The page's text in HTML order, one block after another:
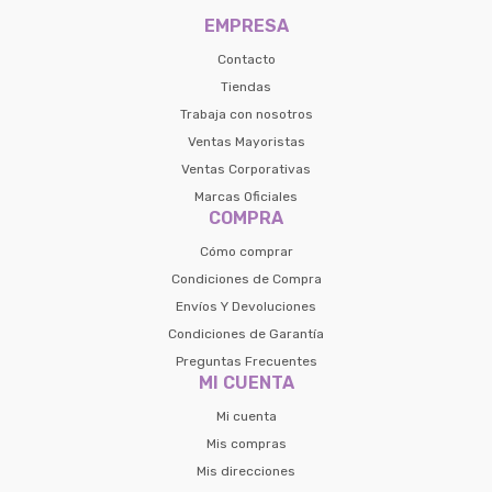
EMPRESA
Contacto
Tiendas
Trabaja con nosotros
Ventas Mayoristas
Ventas Corporativas
Marcas Oficiales
COMPRA
Cómo comprar
Condiciones de Compra
Envíos Y Devoluciones
Condiciones de Garantía
Preguntas Frecuentes
MI CUENTA
Mi cuenta
Mis compras
Mis direcciones
Continuar
Volver al inicio
Seleccioná Pago Después como metodo